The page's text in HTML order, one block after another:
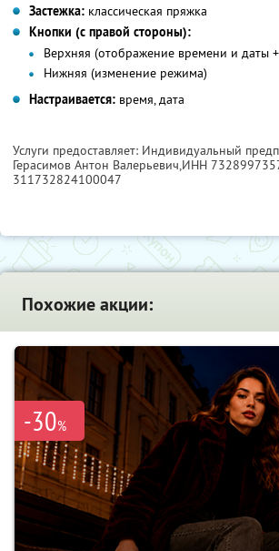
Застежка: классическая пряжка
Кнопки (с правой стороны):
Верхняя (отображение времени и даты
Нижняя (изменение режима)
Настраивается: время, дата
Услуги предоставляет: Индивидуальный
Герасимов Антон Валерьевич,ИНН
311732824100047
Похожие акции:
-30%